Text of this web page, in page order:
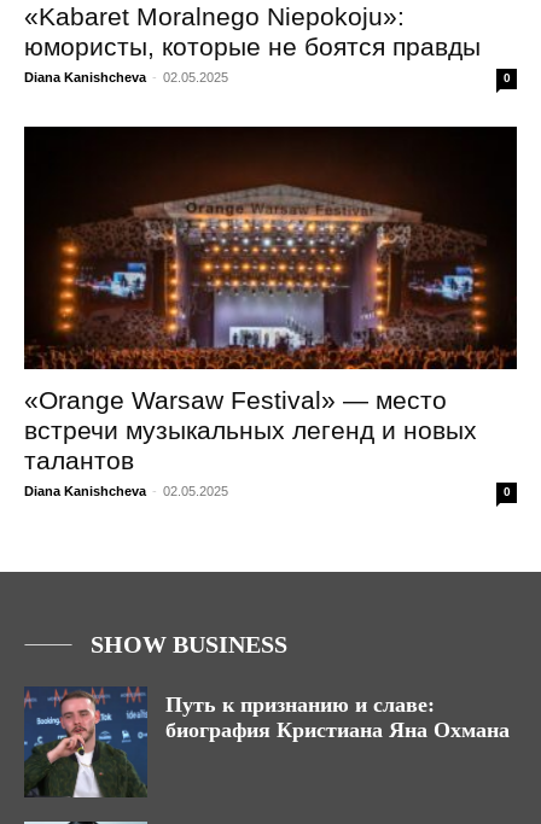
«Kabaret Moralnego Niepokoju»:
юмористы, которые не боятся правды
Diana Kanishcheva - 02.05.2025 0
«Orange Warsaw Festival» — место
встречи музыкальных легенд и новых
талантов
Diana Kanishcheva - 02.05.2025 0
SHOW BUSINESS
Путь к признанию и славе:
биография Кристиана Яна Охмана